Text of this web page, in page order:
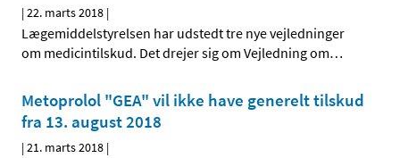
|22. marts 2018 |
Lægemiddelstyrelsen har udstedt tre nye vejledninger
om medicintilskud. Det drejer sig om Vejledning om…
Metoprolol "GEA" vil ikke have generelt tilskud
fra 13. august 2018
|21. marts 2018 |